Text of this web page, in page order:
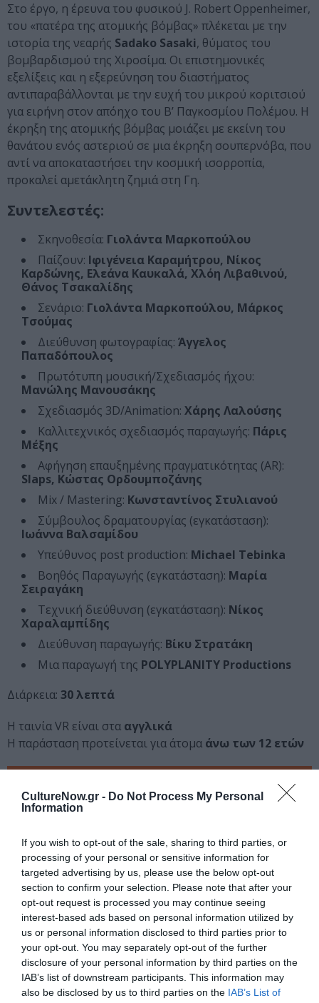
CultureNow.gr - Do Not Process My Personal
Information
If you wish to opt-out of the sale, sharing to third parties, or
processing of your personal or sensitive information for
targeted advertising by us, please use the below opt-out
section to confirm your selection. Please note that after your
opt-out request is processed you may continue seeing
interest-based ads based on personal information utilized by
us or personal information disclosed to third parties prior to
your opt-out. You may separately opt-out of the further
disclosure of your personal information by third parties on the
IAB’s list of downstream participants. This information may
also be disclosed by us to third parties on the IAB’s List of
Στo έργο, η έρευνα του φυσικού J. Robert Oppenheimer,
του «πατέρα της ατομικής βόμβας» πλέκεται με την
ιστορία της νεαρής Sadako Sasaki, θύματος του
βομβαρδισμού της Χιροσίμα. Οι επιστημονικές
εξελίξεις και η εξερεύνηση του διαστήματος
αντιπαραβάλλονται με την ευχή του μικρού κοριτσιού
για ειρήνη στον απόηχο του Β’ Παγκοσμίου Πολέμου. Η
έκρηξη της ατομικής βόμβας μοιάζει με εκείνη του
θανάτου ενός αστεριού σε μια έκρηξη σουπερνόβα, που
αντί να αποκαταστήσει την κοσμική ισορροπία,
προκαλεί αμετάκλητη ζημιά στη Γη.
Συντελεστές:
Σκηνοθεσία: Γιολάντα Μαρκοπούλου
Παίζουν: Ιφιγένεια Καραμήτρου, Νίκος
Καρδώνης, Ελεάνα Καυκαλά, Χλόη Λιβαθινού,
Θάνος Τσακαλίδης
Σενάριο: Γιολάντα Μαρκοπούλου, Μάρκος
Τσούμας
Διεύθυνση φωτογραφίας: Άγγελος
Παπαδόπουλος
Πρωτότυπη μουσική/Σχεδιασμός ήχου:
Μανώλης Μανουσάκης
Σχεδιασμός 3D/Animation: Χάρης Λαλούσης
Καλλιτεχνικός σχεδιασμός παραγωγής: Πάρις
Μέξης
Αφήγηση επαυξημένης πραγματικότητας (AR):
Slaps, Κώστας Ορδουμποζάνης
Mix / Mastering: Κωνσταντίνος Στυλιανού
Σύμβουλος δραματουργίας (εγκατάσταση):
Ιωάννα Βαλσαμίδου
Yπεύθυνος post production: Michael Tebinka
Βοηθός Παραγωγής (εγκατάσταση): Μαρία
Σειραγάκη
Τεχνική διεύθυνση (εγκατάσταση): Νίκος
Χαραλαμπίδης
Διεύθυνση παραγωγής: Βίκυ Στρατάκη
Μια παραγωγή της POLYPLANITY Productions
Διάρκεια: 30 λεπτά
Η ταινία VR είναι στα αγγλικά
H παράσταση προτείνεται για άτομα άνω των 12 ετών
Ημερομηνία:
Από: 30/11/2023 Εως:
10/12/2023
Ώρες Παραστάσεων:
Πέμπτη: 12:00, 13:00, 14:00, 15:00, 16:00, 17:00
Παρασκευή: 12:00, 13:00, 14:00, 15:00, 16:00, 17:00,
18:00, 19:00, 20:00, 21:00
Σάββατο: 12:00, 13:00 14:00, 15:00, 16:00, 17:00, 18:00,
19:00, 20:00, 21:00
Κυριακή: 12:00, 13:00,14:00, 15:00, 16:00, 17:00
Τοποθεσία: